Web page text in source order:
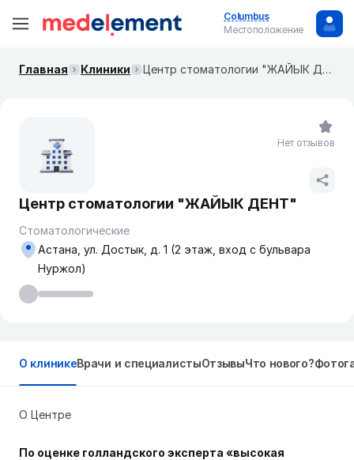
Columbus
Местоположение
Главная Клиники Центр стоматологии "ЖАЙЫК ДЕНТ"
Центр стоматологии "ЖАЙЫК ДЕНТ"
Стоматологические
Астана, ул. Достык, д. 1 (2 этаж, вход с бульвара
Нуржол)
Нет отзывов
О клиникеВрачи и специалистыОтзывыЧто нового?
О Центре
По оценке голландского эксперта «высокая